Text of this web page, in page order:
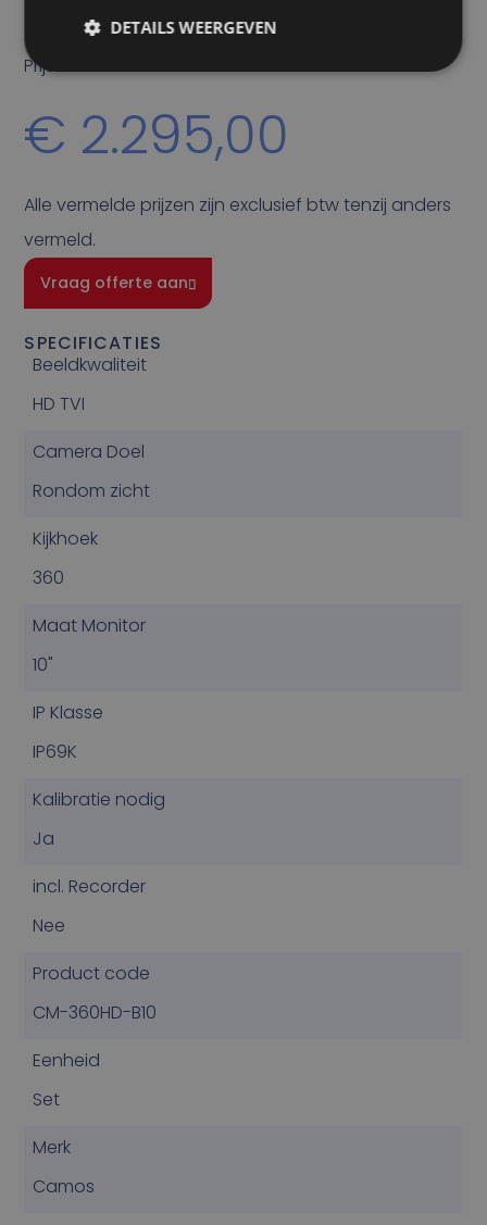
camera.
Prijs
€ 2.295,00
Alle vermelde prijzen zijn exclusief btw tenzij anders
vermeld.
Vraag offerte aan
SPECIFICATIES
Beeldkwaliteit
HD TVI
Camera Doel
Rondom zicht
Kijkhoek
360
Maat Monitor
10"
IP Klasse
IP69K
Kalibratie nodig
Ja
incl. Recorder
Nee
Product code
CM-360HD-B10
Eenheid
Set
Merk
Camos
DETAILS WEERGEVEN